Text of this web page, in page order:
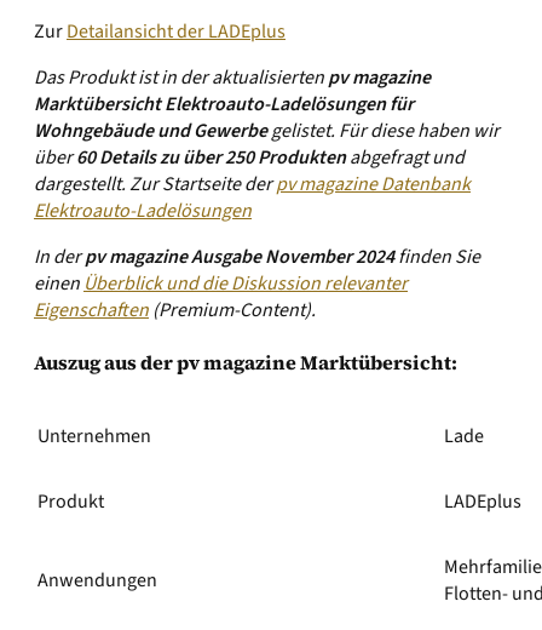
ZurDetailansicht der LADEplus
Das Produkt ist in der aktualisiertenpv magazine
Marktübersicht Elektroauto-Ladelösungen für
Wohngebäude und Gewerbegelistet. Für diese haben wir
über60 Details zu über 250 Produktenabgefragt und
dargestellt.Zur Startseite derpv magazine Datenbank
Elektroauto-Ladelösungen
In derpv magazine Ausgabe November 2024finden Sie
einen Überblick und die Diskussion relevanter
Eigenschaften (Premium-Content).
Auszug aus der pv magazine Marktübersicht:
Unternehmen Lade
Produkt LADEplus
Anwendungen
Flotten-